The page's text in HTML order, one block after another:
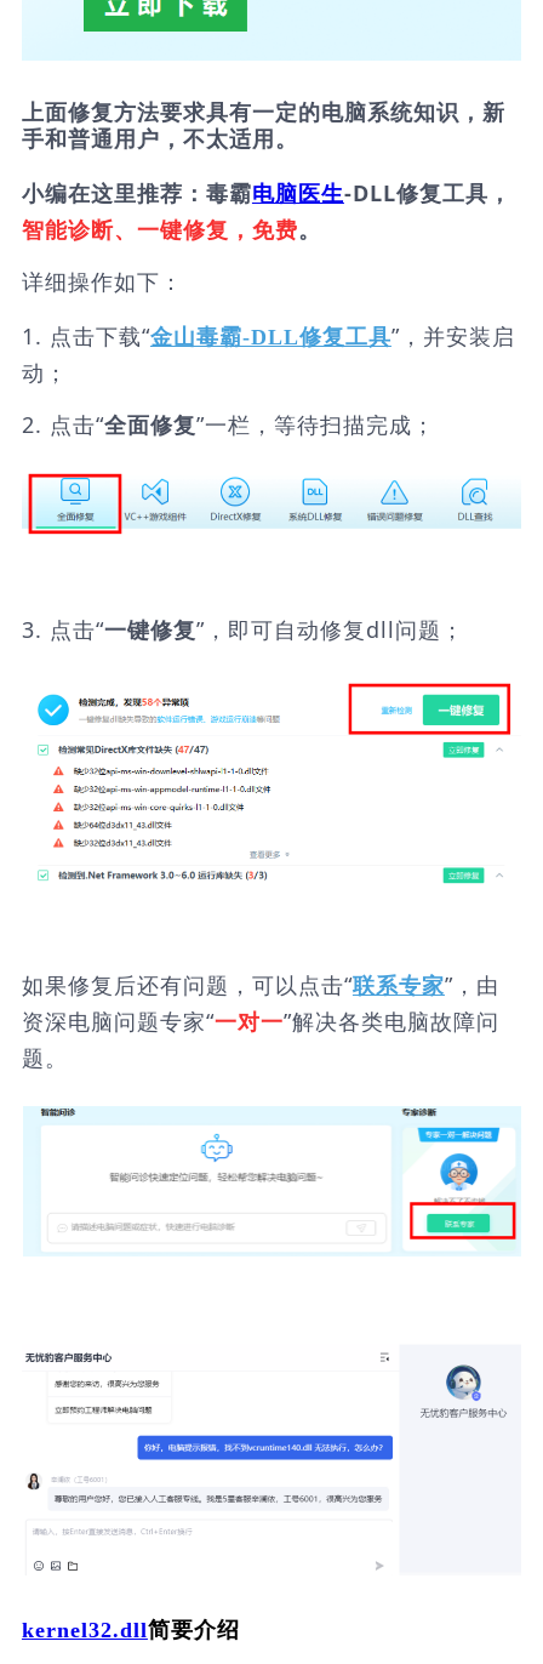
上面修复方法要求具有一定的电脑系统知识，新
手和普通用户，不太适用。
小编在这里推荐：毒霸电脑医生-DLL修复工具，
智能诊断、一键修复，免费。
详细操作如下：
1. 点击下载“金山毒霸-DLL修复工具”，并安装启
动；
2. 点击“全面修复”一栏，等待扫描完成；
3. 点击“一键修复”，即可自动修复dll问题；
如果修复后还有问题，可以点击“联系专家”，由
资深电脑问题专家“一对一”解决各类电脑故障问
题。
kernel32.dll简要介绍